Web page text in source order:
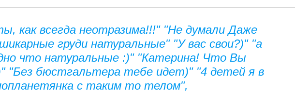
как всегда неотразима!!!" "Не думали Даже
груди натуральные" "У вас свои?)" "а
что натуральные :)" "Катерина! Что Вы
"Без бюстгальтера тебе идет)" "4 детей я в
с таким то телом",